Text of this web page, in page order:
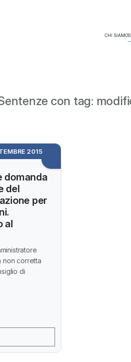
CHI SIAMO
con tag:
2015
domanda
del
per
al
non corretta
di